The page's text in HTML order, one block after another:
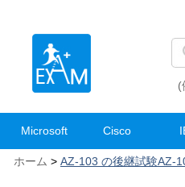
(
Microsoft Cisco
ホーム > AZ-103 の後継試験AZ-